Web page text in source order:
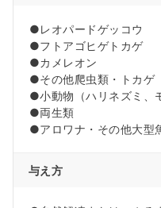
●レオパードゲッコウ
●フトアゴヒゲトカゲ
●カメレオン
●その他爬虫類・トカゲ
●小動物（ハリネズミ、
●両生類
●アロワナ・その他大型
与え方